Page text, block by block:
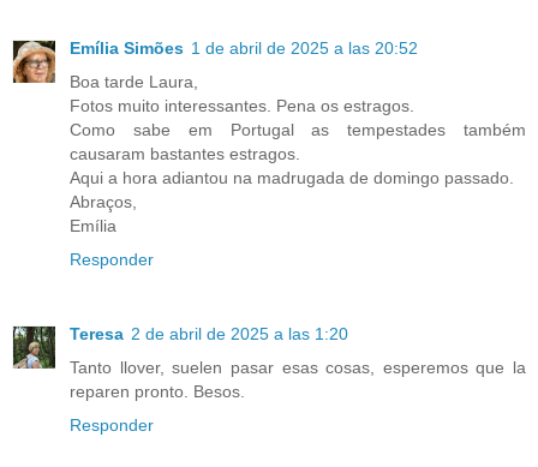
Emília Simões 1 de abril de 2025 a las 20:52
Boa tarde Laura,
Fotos muito interessantes. Pena os estragos.
Como sabe em Portugal as tempestades também
causaram bastantes estragos.
Aqui a hora adiantou na madrugada de domingo passado.
Abraços,
Emília
Responder
Teresa 2 de abril de 2025 a las 1:20
Tanto llover, suelen pasar esas cosas, esperemos que la
reparen pronto. Besos.
Responder